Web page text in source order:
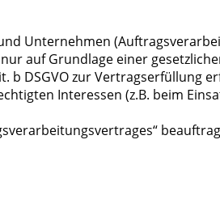
Unternehmen
auf Grundlage einer
DSGVO zur Vertragserfüllung
Interessen (z.B. beim